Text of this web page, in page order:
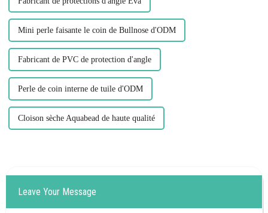
Mini perle faisante le coin de Bullnose d'ODM
Fabricant de PVC de protection d'angle
Perle de coin interne de tuile d'ODM
Cloison sèche Aquabead de haute qualité
Leave Your Message